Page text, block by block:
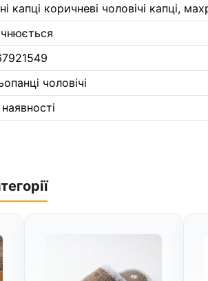
капці коричневі чоловічі капці,
чоловічі